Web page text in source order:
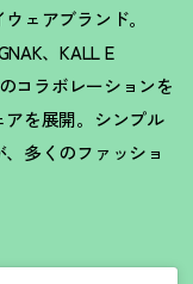
ェアブランド。
、KALL E
コラボレーションを
を展開。シンプル
多くのファッショ